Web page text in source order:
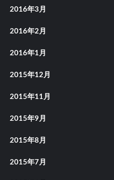
2016年3月
2016年2月
2016年1月
2015年12月
2015年11月
2015年9月
2015年8月
2015年7月